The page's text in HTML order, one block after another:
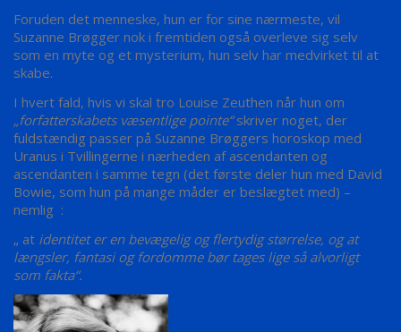
Foruden det menneske, hun er for sine nærmeste, vil
Suzanne Brøgger nok i fremtiden også overleve sig selv
som en myte og et mysterium, hun selv har medvirket til at
skabe.
I hvert fald, hvis vi skal tro Louise Zeuthen når hun om
„forfatterskabets væsentlige pointe“skriver noget, der
fuldstændig passer på Suzanne Brøggers horoskop med
Uranus i Tvillingerne i nærheden af ascendanten og
ascendanten i samme tegn (det første deler hun med David
Bowie, som hun på mange måder er beslægtet med) –
nemlig :
„ at identitet er en bevægelig og flertydig størrelse, og at
længsler, fantasi og fordomme bør tages lige så alvorligt
som fakta“.